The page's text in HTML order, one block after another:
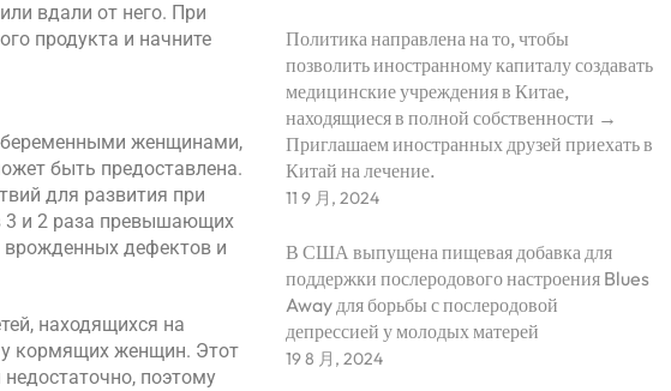
вдали от него. При
продукта и начните
беременными женщинами,
быть предоставлена.
для развития при
3 и 2 раза превышающих
врожденных дефектов и
находящихся на
у кормящих женщин. Этот
поэтому
Политика направлена ​​на то, чтобы
позволить иностранному капиталу создавать
медицинские учреждения в Китае,
находящиеся в полной собственности →
Приглашаем иностранных друзей приехать в
Китай на лечение.
11 9 月, 2024
В США выпущена пищевая добавка для
поддержки послеродового настроения Blues
Away для борьбы с послеродовой
депрессией у молодых матерей
19 8 月, 2024